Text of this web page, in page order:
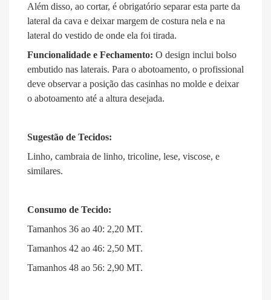
Além disso, ao cortar, é obrigatório separar esta parte da
lateral da cava e deixar margem de costura nela e na
lateral do vestido de onde ela foi tirada.
Funcionalidade e Fechamento: O design inclui bolso
embutido nas laterais. Para o abotoamento, o profissional
deve observar a posição das casinhas no molde e deixar
o abotoamento até a altura desejada.
Sugestão de Tecidos:
Linho, cambraia de linho, tricoline, lese, viscose, e
similares.
Consumo de Tecido:
Tamanhos 36 ao 40: 2,20 MT.
Tamanhos 42 ao 46: 2,50 MT.
Tamanhos 48 ao 56: 2,90 MT.